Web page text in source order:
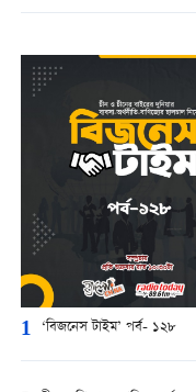
1 ‘বিজনেস টাইম’ পর্ব- ১২৮